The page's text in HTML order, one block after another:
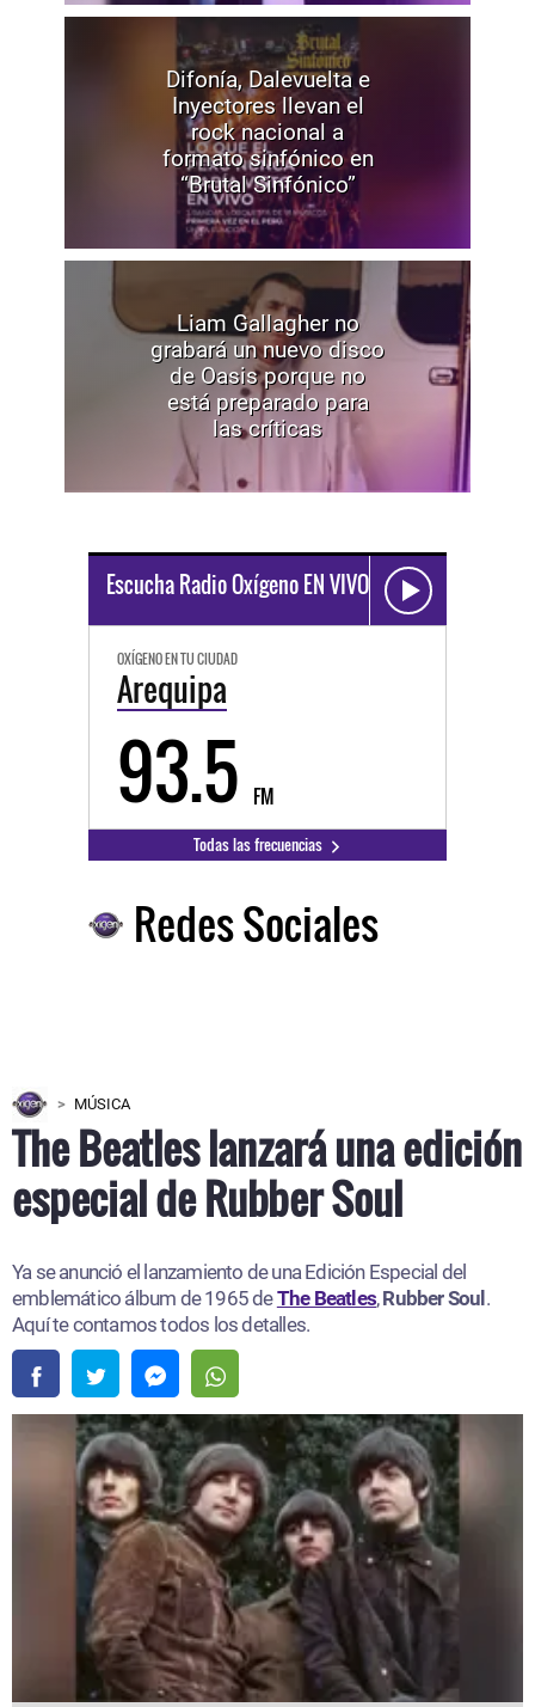
Difonía, Dalevuelta e
Inyectores llevan el
rock nacional a
formato sinfónico en
“Brutal Sinfónico”
Liam Gallagher no
grabará un nuevo disco
de Oasis porque no
está preparado para
las críticas
Escucha Radio Oxígeno EN VIVO
OXÍGENO EN TU CIUDAD
Arequipa
93.5 FM
Todas las frecuencias
Redes Sociales
MÚSICA
The Beatles lanzará una edición
especial de Rubber Soul
Ya se anunció el lanzamiento de una Edición Especial del
emblemático álbum de 1965 deThe Beatles,Rubber Soul .
Aquí te contamos todos los detalles.